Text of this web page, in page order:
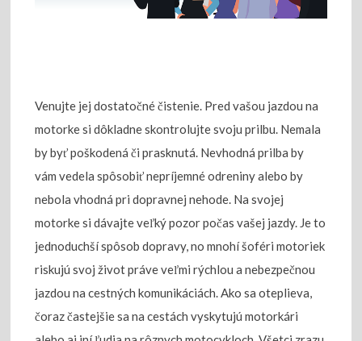
Venujte jej dostatočné čistenie. Pred vašou jazdou na
motorke si dôkladne skontrolujte svoju prilbu. Nemala
by byť poškodená či prasknutá. Nevhodná prilba by
vám vedela spôsobiť nepríjemné odreniny alebo by
nebola vhodná pri dopravnej nehode. Na svojej
motorke si dávajte veľký pozor počas vašej jazdy. Je to
jednoduchší spôsob dopravy, no mnohí šoféri motoriek
riskujú svoj život práve veľmi rýchlou a nebezpečnou
jazdou na cestných komunikáciách.Ako sa oteplieva,
čoraz častejšie sa na cestách vyskytujú motorkári